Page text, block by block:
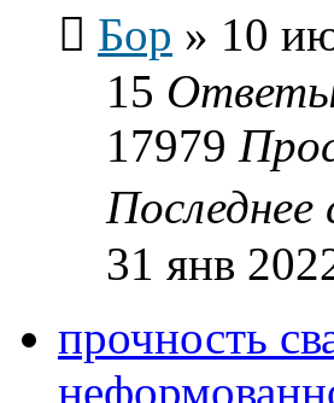
Бор » 10
15
17979
31 янв
прочность